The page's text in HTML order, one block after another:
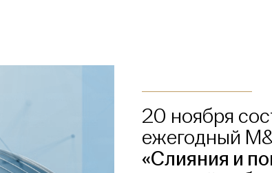
20 ноября
ежегодный
«Слияния и